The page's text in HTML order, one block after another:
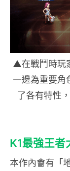
▲在戰鬥時玩
一邊為重要角
了各有特性
K1最強王者
本作內會有「